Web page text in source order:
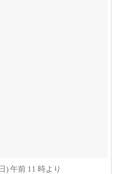
) 午前 11 時より